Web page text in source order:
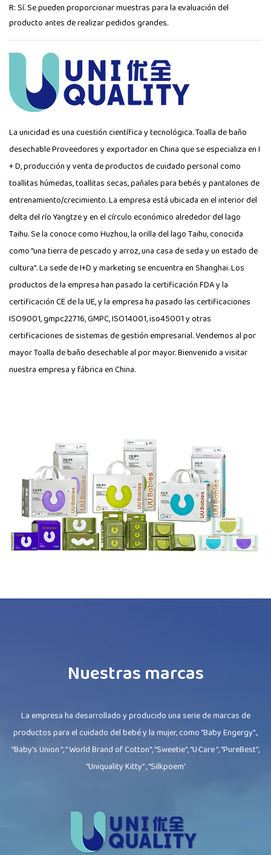
R: Sí. Se pueden proporcionar muestras para la evaluación del
producto antes de realizar pedidos grandes.
La unicidad es una cuestión científica y tecnológica.Toalla de baño
desechable Proveedoresy exportador en China que se especializa en I
+ D, producción y venta de productos de cuidado personal como
toallitas húmedas, toallitas secas, pañales para bebés y pantalones de
entrenamiento/crecimiento. La empresa está ubicada en el interior del
delta del río Yangtze y en el círculo económico alrededor del lago
Taihu. Se la conoce como Huzhou, la orilla del lago Taihu, conocida
como "una tierra de pescado y arroz, una casa de seda y un estado de
cultura". La sede de I+D y marketing se encuentra en Shanghai. Los
productos de la empresa han pasado la certificación FDA y la
certificación CE de la UE, y la empresa ha pasado las certificaciones
ISO9001, gmpc22716, GMPC, ISO14001, iso45001 y otras
certificaciones de sistemas de gestión empresarial. Vendemos al por
mayor Toalla de baño desechable al por mayor. Bienvenido a visitar
nuestra empresa y fábrica en China.
Nuestras marcas
La empresa ha desarrollado y producido una serie de marcas de
productos para el cuidado del bebé y la mujer, como "Baby Engergy".,
"Baby's Union ", " World Brand of Cotton", "Sweetie", "U·Care ", "PureBest",
"Uniquality Kitty" , "Silkpoem'